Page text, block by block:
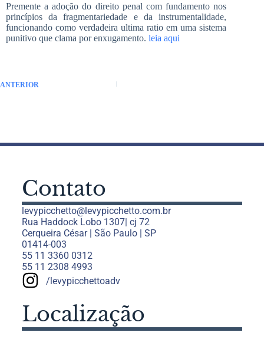
Premente a adoção do direito penal com fundamento nos
princípios da fragmentariedade e da instrumentalidade,
funcionando como verdadeira ultima ratio em uma sistema
punitivo que clama por enxugamento. leia aqui
ANTERIOR
Contato
levypicchetto@levypicchetto.com.br
Rua Haddock Lobo 1307| cj 72
Cerqueira César | São Paulo | SP
01414-003
55 11 3360 0312
55 11 2308 4993
/levypicchettoadv
Localização